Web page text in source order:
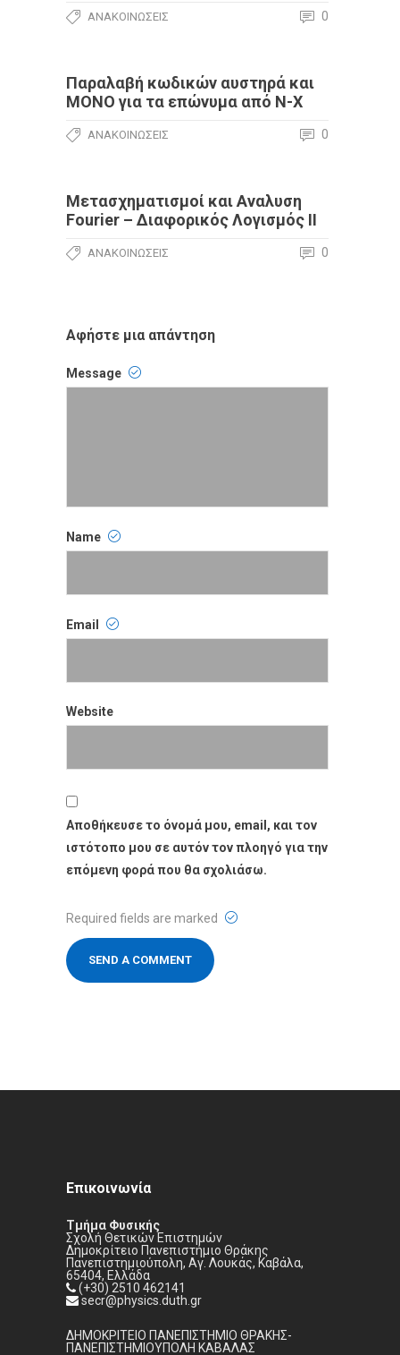
ΑΝΑΚΟΙΝΏΣΕΙΣ 0
Παραλαβή κωδικών αυστηρά και
ΜΟΝΟ για τα επώνυμα από Ν-Χ
ΑΝΑΚΟΙΝΏΣΕΙΣ 0
Μετασχηματισμοί και Αναλυση
Fourier – Διαφορικός Λογισμός ΙΙ
ΑΝΑΚΟΙΝΏΣΕΙΣ 0
Αφήστε μια απάντηση
Message
Name
Email
Website
Αποθήκευσε το όνομά μου, email, και τον
ιστότοπο μου σε αυτόν τον πλοηγό για την
επόμενη φορά που θα σχολιάσω.
Required fields are marked
Επικοινωνία
Τμήμα Φυσικής
Σχολή Θετικών Επιστημών
Δημοκρίτειο Πανεπιστήμιο Θράκης
Πανεπιστημιούπολη, Αγ. Λουκάς, Καβάλα,
65404, Ελλάδα
(+30) 2510 462141
secr@physics.duth.gr
ΔΗΜΟΚΡΙΤΕΙΟ ΠΑΝΕΠΙΣΤΗΜΙΟ ΘΡΑΚΗΣ-
ΠΑΝΕΠΙΣΤΗΜΙΟΥΠΟΛΗ ΚΑΒΑΛΑΣ